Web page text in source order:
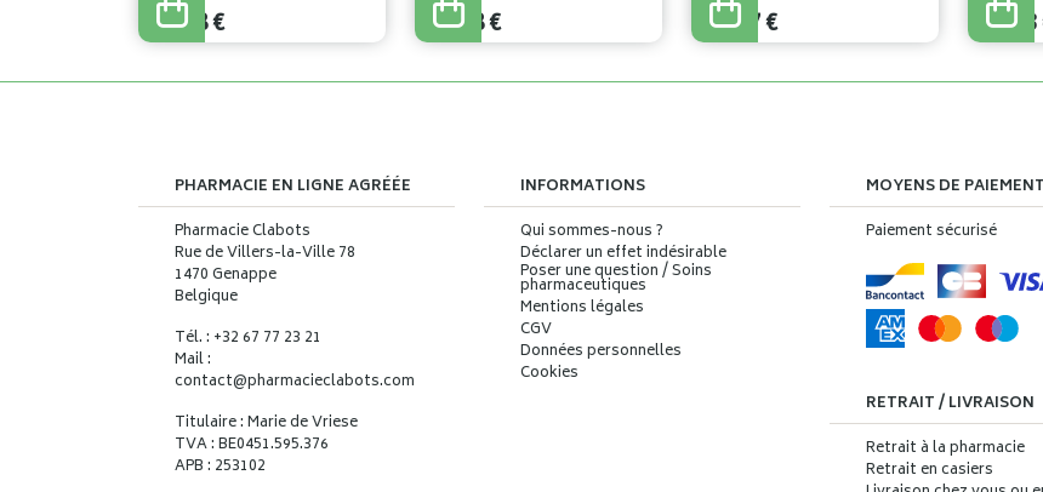
13,18€ 31,68€ 28,17€ 16,93
PHARMACIE EN LIGNE AGRÉÉE
Pharmacie Clabots
Rue de Villers-la-Ville 78
1470 Genappe
Belgique
Tél. : +32 67 77 23 21
Mail :
contact@pharmacieclabots.com
Titulaire : Marie de Vriese
TVA : BE0451.595.376
APB : 253102
INFORMATIONS
Qui sommes-nous ?
Déclarer un effet indésirable
Poser une question / Soins
pharmaceutiques
Mentions légales
CGV
Données personnelles
Cookies
MOYENS DE PAIEMENT
Paiement sécurisé
RETRAIT / LIVRAISON
Retrait à la pharmacie
Retrait en casiers